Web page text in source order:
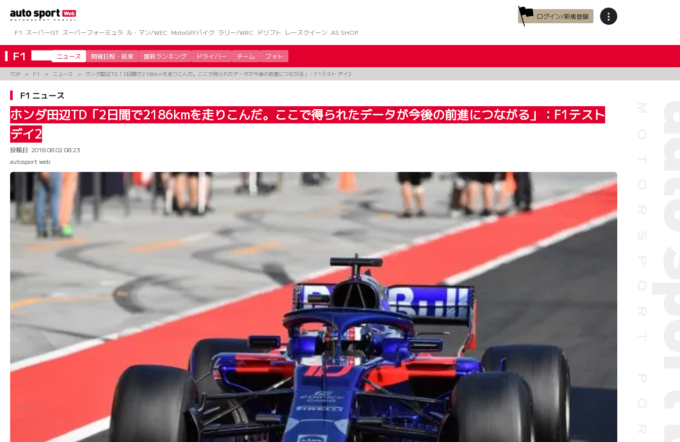
ツ
へ
ス
キ
ッ
ログイン/新規登録
F1
スーパーGT スーパーフォーミュラ ル・マン/WEC MotoGP/バイク ラリー/WRC ドリフト レースクイーン AS SHOP
F1 ニュース 開催日程・結果 最新ランキング ドライバー チーム フォト
TOP F1 ニュース ホンダ田辺TD「2日間で2186kmを走りこんだ。ここで得られたデータが今後の前進につながる」：F1テスト デイ2
F1 ニュース
ホンダ田辺TD「2日間で2186kmを走りこんだ。ここで得られたデータが今後の前進につながる」：F1テスト
デイ2
投稿日: 2018.08.02 08:23
autosport web